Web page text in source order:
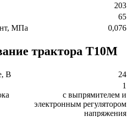
203
65
МПа
0,076
трактора Т10М
В 24
1
с выпрямителем и
электронным регулятором
напряжения